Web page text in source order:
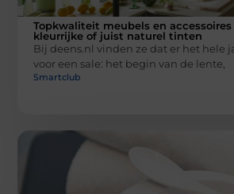
Topkwaliteit meubels en accessoires
kleurrijke of juist naturel tinten
Bij deens.nl vinden ze dat er het hele
voor een sale: het begin van de lente,
Smartclub